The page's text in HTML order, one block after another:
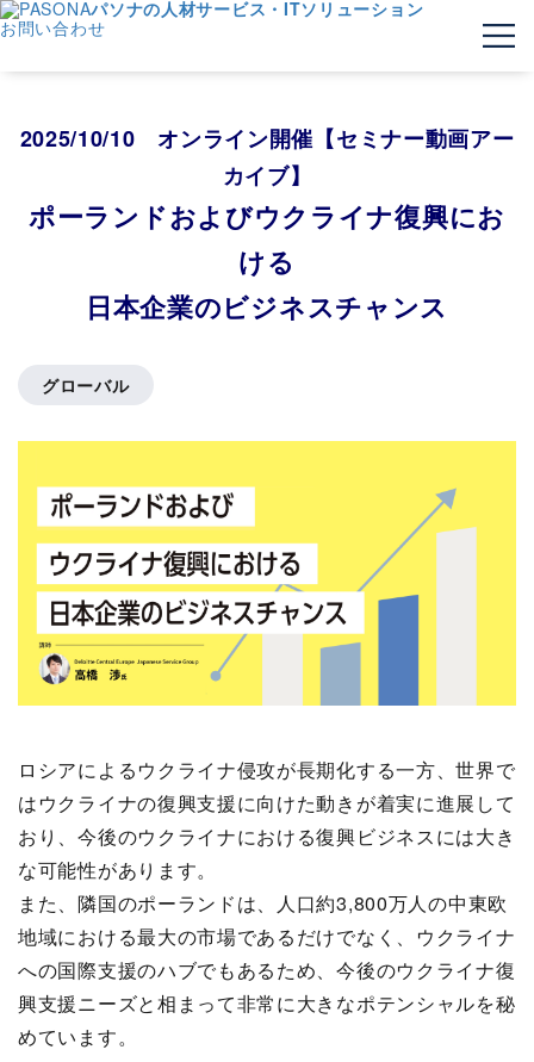
パソナの人材サービス・ITソリューション
お問い合わせ
2025/10/10 オンライン開催【セミナー動画アー
カイブ】
ポーランドおよびウクライナ復興にお
ける
日本企業のビジネスチャンス
グローバル
ロシアによるウクライナ侵攻が長期化する一方、世界で
はウクライナの復興支援に向けた動きが着実に進展して
おり、今後のウクライナにおける復興ビジネスには大き
な可能性があります。
また、隣国のポーランドは、人口約3,800万人の中東欧
地域における最大の市場であるだけでなく、ウクライナ
への国際支援のハブでもあるため、今後のウクライナ復
興支援ニーズと相まって非常に大きなポテンシャルを秘
めています。